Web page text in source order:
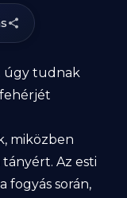
úgy tudnak
miközben
Az esti
fogyás során,